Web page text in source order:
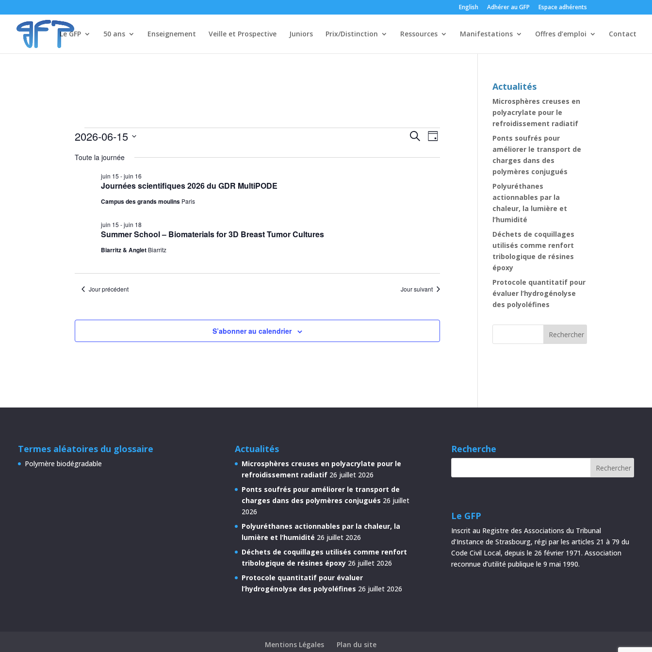
English Adhérer au GFP Espace adhérents
Le GFP 50 ans Enseignement Veille et Prospective Juniors Prix/Distinction Ressources Manifestations Offres d’emploi Contact
Évènements
15
2026
Recherche
navigation
RechercheNavigation
de
vues
Jour
2026-06-15
une
Toute la journée
Journées scientifiques 2026 du GDR MultiPODE
juin 15 -juin 16
Campus des grands moulins Paris
Summer School – Biomaterials for 3D Breast Tumor Cultures
juin 15 -juin 18
Biarritz & Anglet Biarritz
Jour précédent Jour suivant
S’abonner au calendrier
Actualités
Microsphères creuses en
polyacrylate pour le
refroidissement radiatif
Ponts soufrés pour
améliorer le transport de
charges dans des
polymères conjugués
Polyuréthanes
actionnables par la
chaleur, la lumière et
l’humidité
Déchets de coquillages
utilisés comme renfort
tribologique de résines
époxy
Protocole quantitatif pour
évaluer l’hydrogénolyse
des polyoléfines
Termes aléatoires du glossaire
Polymère biodégradable
Actualités
Microsphères creuses en polyacrylate pour le
refroidissement radiatif 26 juillet 2026
Ponts soufrés pour améliorer le transport de
charges dans des polymères conjugués 26 juillet
2026
Polyuréthanes actionnables par la chaleur, la
lumière et l’humidité 26 juillet 2026
Déchets de coquillages utilisés comme renfort
tribologique de résines époxy 26 juillet 2026
Protocole quantitatif pour évaluer
l’hydrogénolyse des polyoléfines 26 juillet 2026
Recherche
Le GFP
Inscrit au Registre des Associations du Tribunal
d’Instance de Strasbourg, régi par les articles 21 à 79 du
Code Civil Local, depuis le 26 février 1971. Association
reconnue d’utilité publique le 9 mai 1990.
Mentions Légales Plan du site